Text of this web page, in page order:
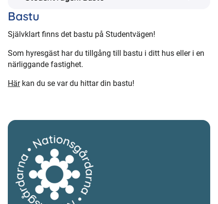
Bastu
Självklart finns det bastu på Studentvägen!
Som hyresgäst har du tillgång till bastu i ditt hus eller i en
närliggande fastighet.
Härkan du se var du hittar din bastu!